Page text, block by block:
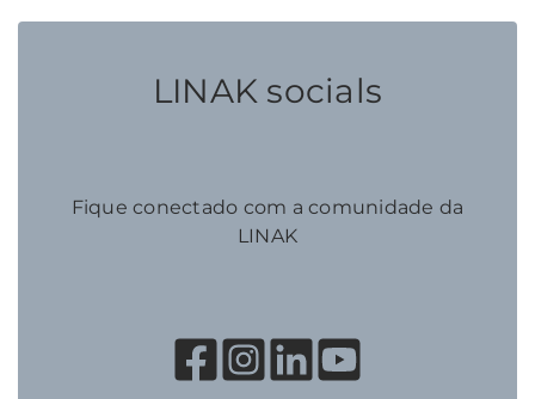
LINAK socials
Fique conectado com a comunidade da
LINAK